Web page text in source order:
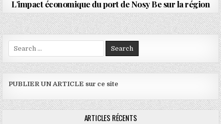
L’impact économique du port de Nosy Be sur la région
Search for:
PUBLIER UN ARTICLE sur ce site
ARTICLES RÉCENTS